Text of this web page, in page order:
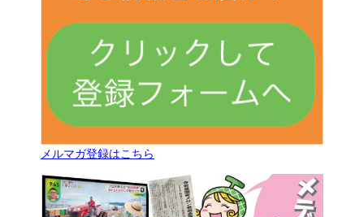
メルマガ登録はこちら